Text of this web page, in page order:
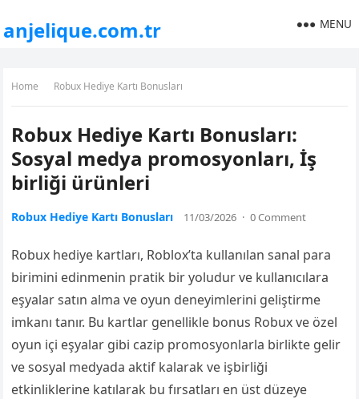
anjelique.com.tr MENU
Home Robux Hediye Kartı Bonusları
Robux Hediye Kartı Bonusları:
Sosyal medya promosyonları, İş
birliği ürünleri
Robux Hediye Kartı Bonusları 11/03/2026 · 0 Comment
Robux hediye kartları, Roblox’ta kullanılan sanal para
birimini edinmenin pratik bir yoludur ve kullanıcılara
eşyalar satın alma ve oyun deneyimlerini geliştirme
imkanı tanır. Bu kartlar genellikle bonus Robux ve özel
oyun içi eşyalar gibi cazip promosyonlarla birlikte gelir
ve sosyal medyada aktif kalarak ve işbirliği
etkinliklerine katılarak bu fırsatları en üst düzeye